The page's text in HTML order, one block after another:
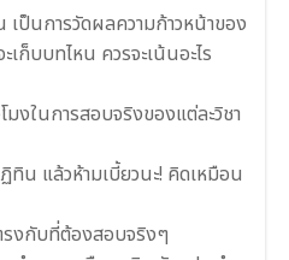
เป็นการวัดผลความก้าวหน้าของ
เก็บบทไหน ควรจะเน้นอะไร
มงในการสอบจริงของแต่ละวิชา
ทิน แล้วห้ามเบี้ยวนะ! คิดเหมือน
รงกับที่ต้องสอบจริงๆ